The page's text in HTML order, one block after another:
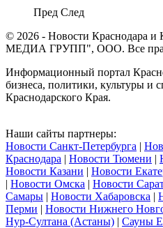
Пред След
© 2026 - Новости Краснодара и
МЕДИА ГРУПП", ООО. Все
Информационный портал
бизнеса, политики, культуры и
Краснодарского Края.
Наши сайты партнеры:
Новости Санкт-Петербурга |
Краснодара | Новости Тюмени |
Новости Казани | Новости
| Новости Омска | Новости
Самары | Новости Хабаровска |
Перми | Новости Нижнего
Нур-Султана (Астаны) | Сауны